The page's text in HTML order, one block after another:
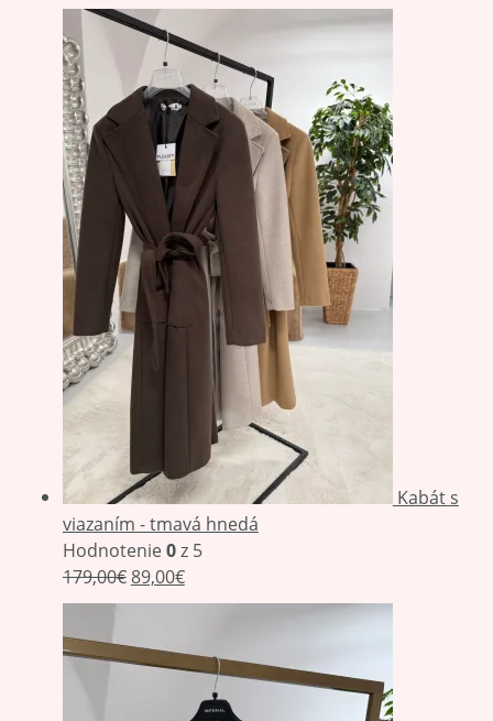
Kabát s
viazaním - tmavá hnedá
Hodnotenie0z 5
179,00€89,00€